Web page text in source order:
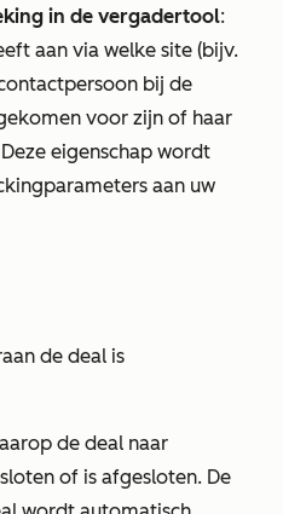
in de vergadertool:
aan via welke site (bijv.
bij de
voor zijn of haar
eigenschap wordt
aan uw
de deal is
de deal naar
of is afgesloten. De